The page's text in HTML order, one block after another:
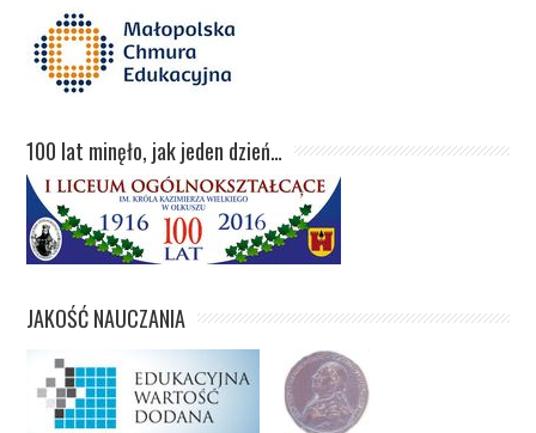
100 lat minęło, jak jeden dzień…
JAKOŚĆ NAUCZANIA